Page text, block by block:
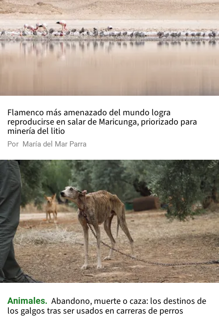
Flamenco más amenazado del mundo logra
reproducirse en salar de Maricunga, priorizado para
minería del litio
Por María del Mar Parra
Animales
Abandono, muerte o caza: los destinos de
los galgos tras ser usados en carreras de perros